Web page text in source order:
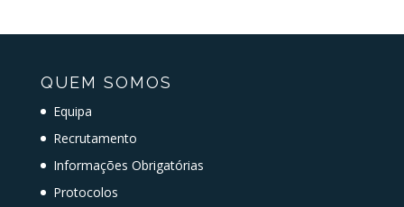
QUEM SOMOS
Equipa
Recrutamento
Informações Obrigatórias
Protocolos